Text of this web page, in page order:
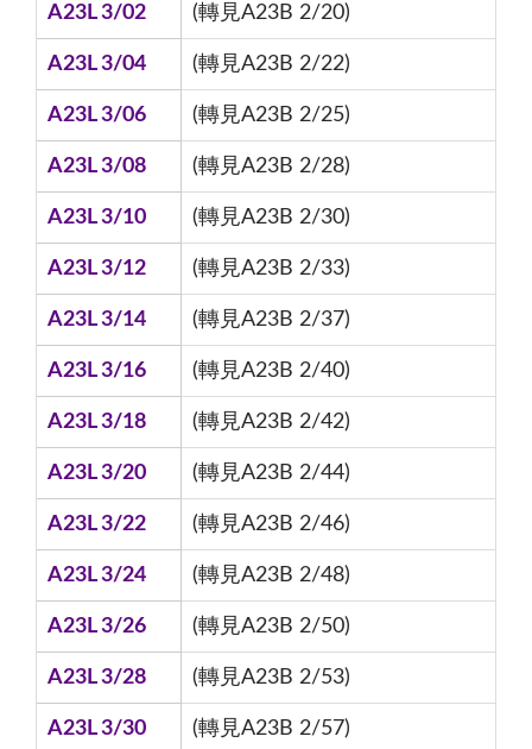
A23L 3/02 (轉見A23B 2/20)
A23L 3/04 (轉見A23B 2/22)
A23L 3/06 (轉見A23B 2/25)
A23L 3/08 (轉見A23B 2/28)
A23L 3/10 (轉見A23B 2/30)
A23L 3/12 (轉見A23B 2/33)
A23L 3/14 (轉見A23B 2/37)
A23L 3/16 (轉見A23B 2/40)
A23L 3/18 (轉見A23B 2/42)
A23L 3/20 (轉見A23B 2/44)
A23L 3/22 (轉見A23B 2/46)
A23L 3/24 (轉見A23B 2/48)
A23L 3/26 (轉見A23B 2/50)
A23L 3/28 (轉見A23B 2/53)
A23L 3/30 (轉見A23B 2/57)